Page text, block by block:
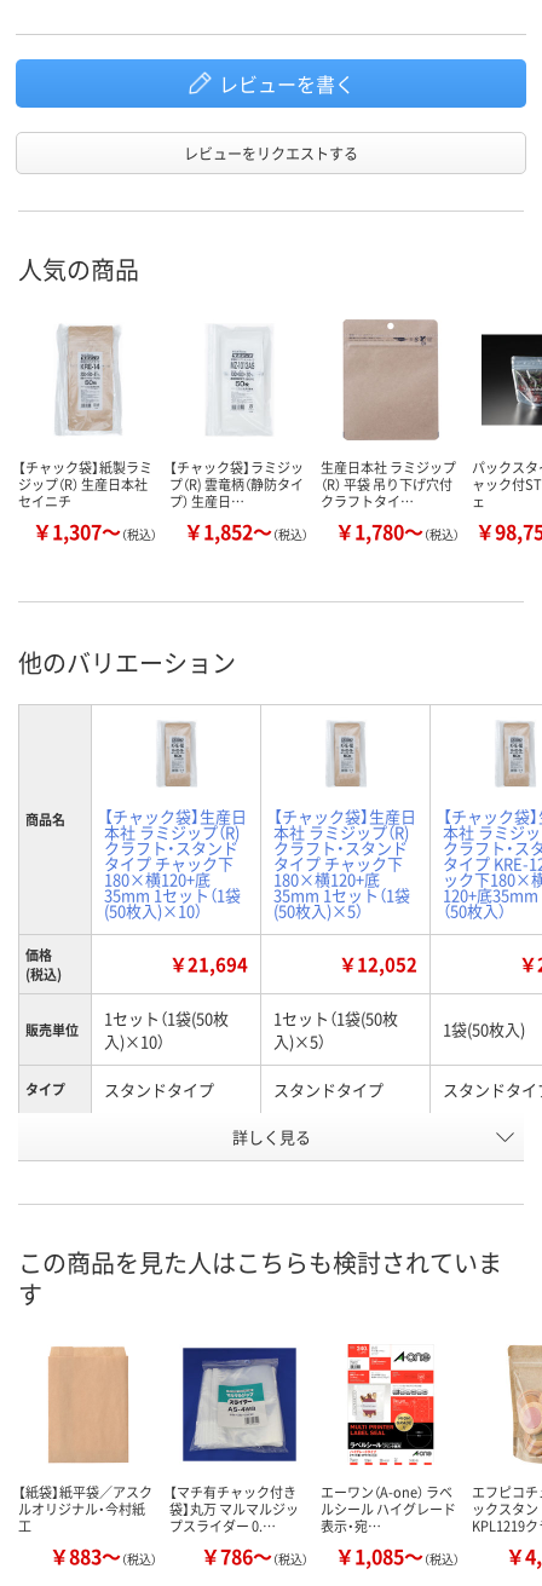
レビューを書く
レビューをリクエストする
人気の商品
【チャック袋】紙製ラミ
ジップ（R） 生産日本社
セイニチ
￥1,307～（税込）
【チャック袋】ラミジッ
プ（R) 雲竜柄（静防タイ
プ） 生産日…
￥1,852～（税込）
生産日本社 ラミジップ
（R） 平袋 吊り下げ穴付
クラフトタイ…
￥1,780～（税込）
パックスタ
ャック付
ェ
￥
他のバリエーション
商品名 【チャック袋】生産日
本社 ラミジップ（R)
クラフト・スタンド
タイプ チャック下
180×横120+底
35mm 1セット（1袋
(50枚入)×10）
【チャック袋】生産日
本社 ラミジップ（R)
クラフト・スタンド
タイプ チャック下
180×横120+底
35mm 1セット（1袋
(50枚入)×5）
【チャック袋
本社 ラミジッ
クラフト・ス
タイプ KRE-
ック下180×
120+底35mm
（50枚入）
価格
(税込)
￥21,694 ￥12,052
販売単位
1セット（1袋(50枚
入)×10）
1セット（1袋(50枚
入)×5）
1袋(50枚入)
タイプ スタンドタイプ スタンドタイプ スタンドタイ
サイズ
×120mm（ガゼット
180（チャック下）
×120mm（ガゼット
180（チャック
×120mm（ガ
在庫
8月11日（火） 8月11日（火）
カゴへ
数量
カゴへ カ
詳しく見る
この商品を見た人はこちらも検討されていま
す
【紙袋】紙平袋／アスク
ルオリジナル・今村紙
工
￥883～（税込）
【マチ有チャック付き
袋】丸万 マルマルジッ
プスライダー 0.…
￥786～（税込）
エーワン（A-one） ラベ
ルシール ハイグレード
表示・宛…
￥1,085～（税込）
エフピコ
ックスタ
KPL1219
￥